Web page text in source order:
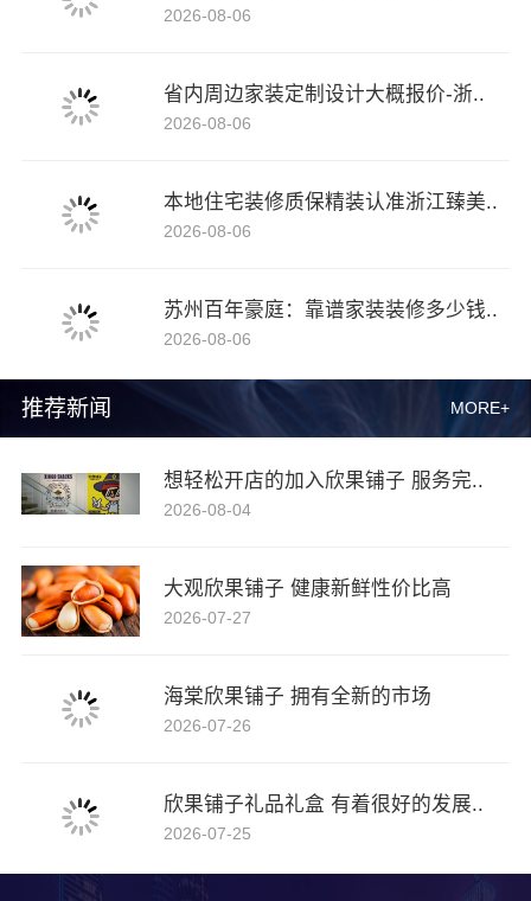
推荐新闻 MORE+
想轻松开店的加入欣果铺子 服务完..
2026-08-04
大观欣果铺子 健康新鲜性价比高
2026-07-27
海棠欣果铺子 拥有全新的市场
2026-07-26
欣果铺子礼品礼盒 有着很好的发展..
2026-07-25
2026-08-06
省内周边家装定制设计大概报价-浙..
2026-08-06
本地住宅装修质保精装认准浙江臻美..
2026-08-06
苏州百年豪庭：靠谱家装装修多少钱..
2026-08-06